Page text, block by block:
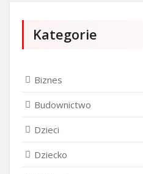
Kategorie
Biznes
Budownictwo
Dzieci
Dziecko